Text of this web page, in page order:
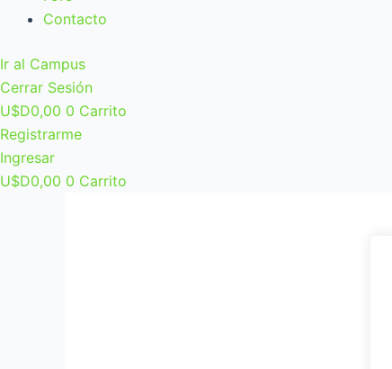
Contacto
Ir al Campus
Cerrar Sesión
U$D0,00 0 Carrito
Registrarme
Ingresar
U$D0,00 0 Carrito